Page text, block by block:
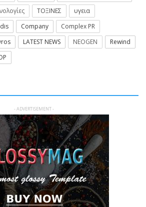
ΤΟΞΙΝΕΣ
υγεια
Company
Complex PR
LATEST NEWS NEOGEN
Rewind
- ADVERTISEMENT -